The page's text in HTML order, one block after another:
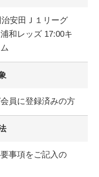
治安田Ｊ１リーグ
和レッズ 17:00キ
員に登録済みの方
事項をご記入の